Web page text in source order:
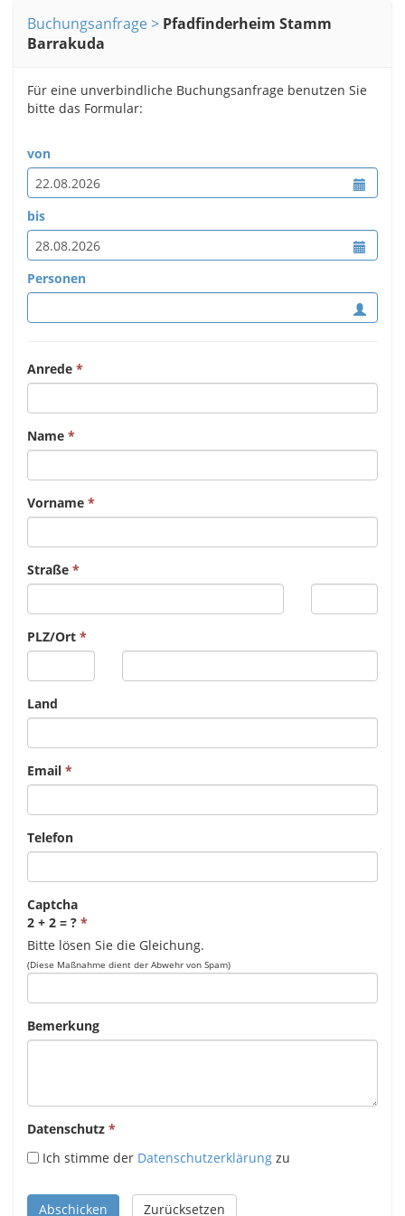
Buchungsanfrage
Pfadfinderheim Stamm
Barrakuda
Für eine unverbindliche Buchungsanfrage benutzen Sie
bitte das Formular:
von
bis
Personen
Anrede
Name
Vorname
Straße
PLZ/Ort
Land
Email
Telefon
Captcha
2 + 2 = ?
Bitte lösen Sie die Gleichung.
(Diese Maßnahme dient der Abwehr von Spam)
Bemerkung
Datenschutz
Ich stimme der Datenschutzerklärung zu
Abschicken Zurücksetzen